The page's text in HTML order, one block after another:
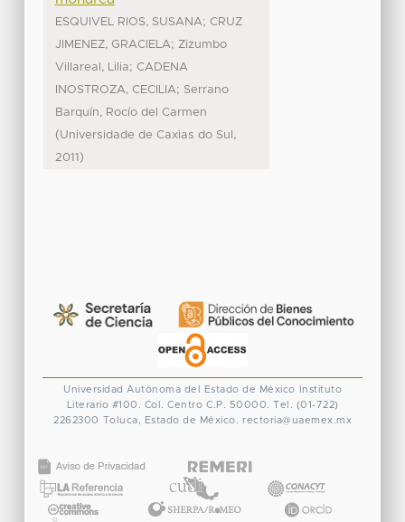
ESQUIVEL RIOS, SUSANA; CRUZ
JIMENEZ, GRACIELA; Zizumbo
Villareal, Lilia; CADENA
INOSTROZA, CECILIA; Serrano
Barquín, Rocío del Carmen
(Universidade de Caxias do Sul ,
2011 )
Universidad Autónoma del Estado de México
Instituto
Literario #100. Col. Centro C.P. 50000. Tel. (01-722)
2262300 Toluca, Estado de México. rectoria@uaemex.mx